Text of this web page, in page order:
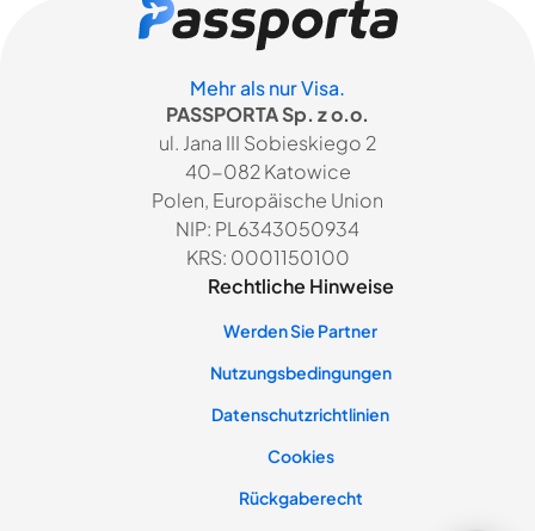
Mehr als nur Visa.
PASSPORTA Sp. z o.o.
ul. Jana III Sobieskiego 2
40-082 Katowice
Polen, Europäische Union
NIP: PL6343050934
KRS: 0001150100
Rechtliche Hinweise
Werden Sie Partner
Nutzungsbedingungen
Datenschutzrichtlinien
Cookies
Rückgaberecht